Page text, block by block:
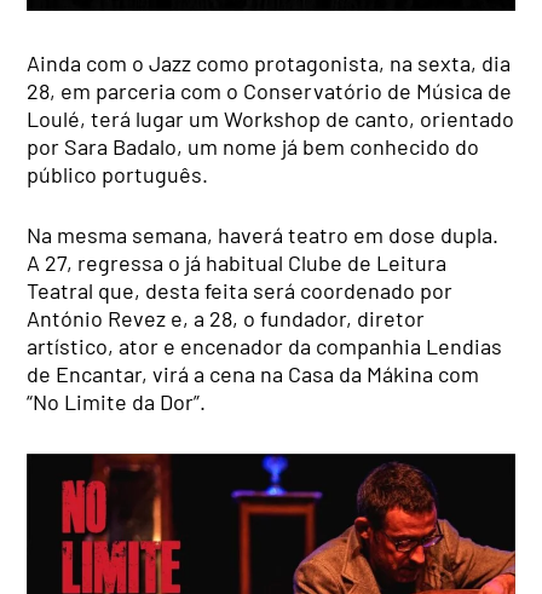
Ainda com o Jazz como protagonista, na sexta, dia
28, em parceria com o Conservatório de Música de
Loulé, terá lugar um Workshop de canto, orientado
por Sara Badalo, um nome já bem conhecido do
público português.
Na mesma semana, haverá teatro em dose dupla.
A 27, regressa o já habitual Clube de Leitura
Teatral que, desta feita será coordenado por
António Revez e, a 28, o fundador, diretor
artístico, ator e encenador da companhia Lendias
de Encantar, virá a cena na Casa da Mákina com
“No Limite da Dor”.